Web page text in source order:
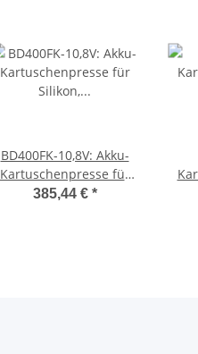
BD400FK-10,8V: Akku-
Kartuschenpresse für
Silikon, Acryl,
385,44 € *